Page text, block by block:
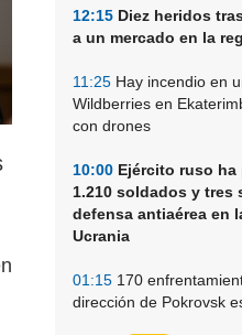
12:15 Diez heridos
a un mercado en la
11:25 Hay incendio en
Wildberries en
con drones
10:00 Ejército ruso
1.210 soldados y tres
defensa antiaérea en
Ucrania
01:15 170
dirección de Pokrovsk